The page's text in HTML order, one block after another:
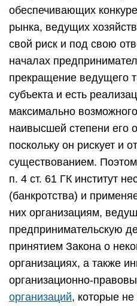
обеспечивающих
рынка, ведущих
свой риск и под свою
началах
прекращение ведущего
субъекта и есть
максимально
наивысшей степени его
поскольку он рискует и
существованием.
п. 4 ст. 61 ГК институт
(банкротства) и
них организациям,
предпринимательскую
принятием Закона о
организациях, а также
организационно-
организаций, которые